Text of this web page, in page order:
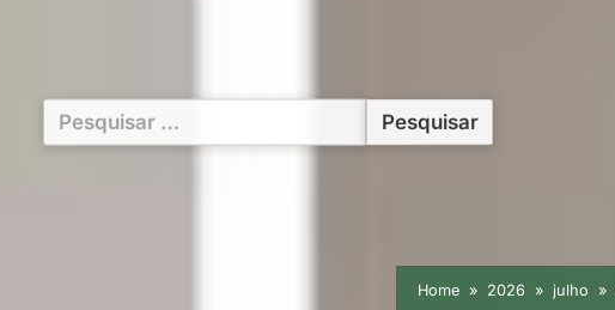
Pesquisar
por:
Home 2026 julho